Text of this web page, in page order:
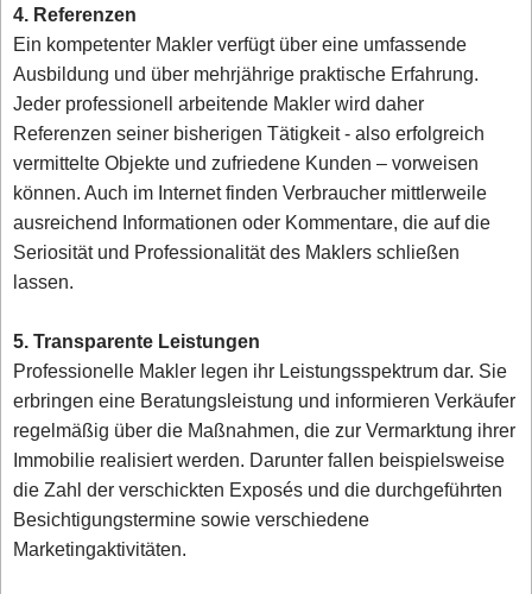
4. Referenzen
Ein kompetenter Makler verfügt über eine umfassende
Ausbildung und über mehrjährige praktische Erfahrung.
Jeder professionell arbeitende Makler wird daher
Referenzen seiner bisherigen Tätigkeit - also erfolgreich
vermittelte Objekte und zufriedene Kunden – vorweisen
können. Auch im Internet finden Verbraucher mittlerweile
ausreichend Informationen oder Kommentare, die auf die
Seriosität und Professionalität des Maklers schließen
lassen.
5. Transparente Leistungen
Professionelle Makler legen ihr Leistungsspektrum dar. Sie
erbringen eine Beratungsleistung und informieren Verkäufer
regelmäßig über die Maßnahmen, die zur Vermarktung ihrer
Immobilie realisiert werden. Darunter fallen beispielsweise
die Zahl der verschickten Exposés und die durchgeführten
Besichtigungstermine sowie verschiedene
Marketingaktivitäten.